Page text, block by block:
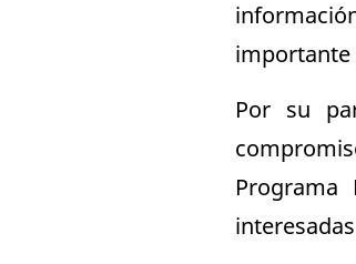
importante
Por su